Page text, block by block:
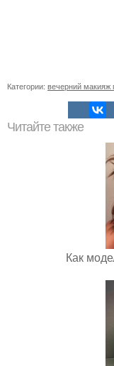
Категории: вечерний макияж
Читайте также
Как